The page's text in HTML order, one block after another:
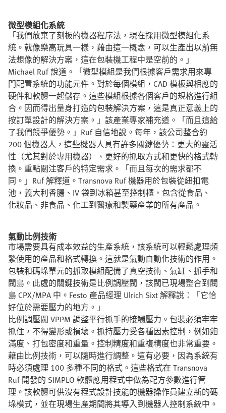
微型模組化系統
「我們放棄了刻板的機器程序法，現在採用微型模組化系
統。就像樂高玩具一樣，藉由這一概念，可以生產出以前無
法想像的解決方案，這在包裝機工程中是空前的。」
Michael Ruf 說道。「微型模組是我們根據客戶需求用來專
門配置系統的功能元件。對於每個模組，CAD 模板與相應的
硬件和軟體一起儲存。這些模組根據各個客戶的規格進行組
合。因而得出量身打造的包裝解決方案，這是真正意義上的
按訂單設計的解決方案。」該產業專家補充道。「而且這給
了我們競爭優勢。」Ruf 自信地說。每年，該公司整合約
200 個機器人，這些機器人具有許多關鍵優勢：更大的靈活
性（尤其對於專用機器）、更好的抓取方式和更快的格式轉
換。重點關注客戶的特定需求。「而且每次的需求都不
同。」Ruf 解釋道。Transnova Ruf 機器用於包裝從紐扣電
池，義大利香腸、IV 袋到冰箱甚至控制櫃，包含從食品、
化妝品、非食品、化工到醫療和製藥產業的所有產品。
氣動比例技術
市場需要具有成本效益的生產系統，該系統可以輕鬆處理頻
繁使用的產品和格式轉換。這就是氣動自動化技術的作用。
包裝和碼垛單元的抓取模組配備了真空技術、氣缸、抓手和
閥島。此處的關鍵技術是比例調壓閥，該閥已現場整合到閥
島 CPX/MPA 中。Festo 產品經理 Ulrich Sixt 解釋說：「它恰
好位於需要壓力的地方。」
比例調壓閥 VPPM 調整平行抓手的接觸壓力。包裝必須牢牢
抓住，不得變形或損壞。抓持壓力受各種因素控制，例如飽
滿度、打包密度和重量。控制精度和重複精度也非常重要。
藉由比例技術，可以隨時進行調整。這有必要，因為系統有
時必須處理 100 多種不同的格式。這些格式在 Transnova
Ruf 開發的 SIMPLO 軟體應用程式中做為配方參數進行管
理。該軟體可供沒有程式設計技能的機器操作員建立新的碼
垛模式，並在現場生產期間將其導入到機器人控制系統中。